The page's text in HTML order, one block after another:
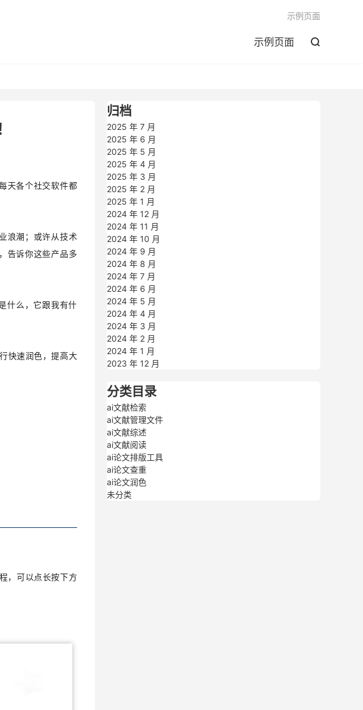
示例页面 
示例页面
天各个社交软件都
浪潮；或许从技术
告诉你这些产品多
什么，它跟我有什
快速润色，提高大
，可以点长按下方
归档
2025 年 7 月
2025 年 6 月
2025 年 5 月
2025 年 4 月
2025 年 3 月
2025 年 2 月
2025 年 1 月
2024 年 12 月
2024 年 11 月
2024 年 10 月
2024 年 9 月
2024 年 8 月
2024 年 7 月
2024 年 6 月
2024 年 5 月
2024 年 4 月
2024 年 3 月
2024 年 2 月
2024 年 1 月
2023 年 12 月
分类目录
ai文献检索
ai文献管理文件
ai文献综述
ai文献阅读
ai论文排版工具
ai论文查重
ai论文润色
未分类